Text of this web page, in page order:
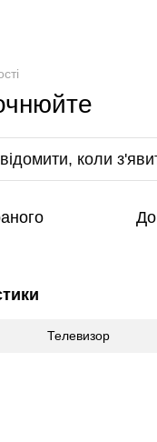
коли
До
Телевизор